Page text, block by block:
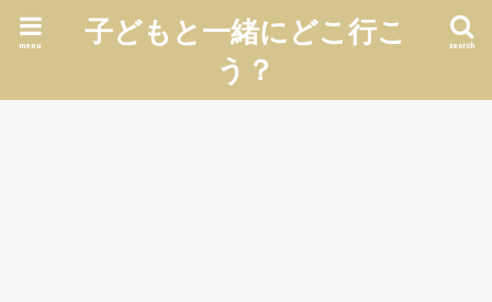
子どもと一緒にどこ行こ
う？
search
menu